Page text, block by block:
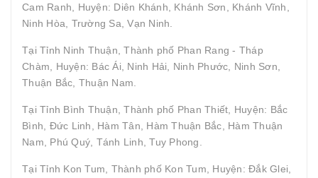
Cam Ranh, Huyện: Diên Khánh, Khánh Sơn, Khánh Vĩnh,
Ninh Hòa, Trường Sa, Vạn Ninh.
Tại Tỉnh Ninh Thuận, Thành phố Phan Rang - Tháp
Chàm, Huyện: Bác Ái, Ninh Hải, Ninh Phước, Ninh Sơn,
Thuận Bắc, Thuận Nam.
Tại Tỉnh Bình Thuận, Thành phố Phan Thiết, Huyện: Bắc
Bình, Đức Linh, Hàm Tân, Hàm Thuận Bắc, Hàm Thuận
Nam, Phú Quý, Tánh Linh, Tuy Phong.
Tại Tỉnh Kon Tum, Thành phố Kon Tum, Huyện: Đắk Glei,